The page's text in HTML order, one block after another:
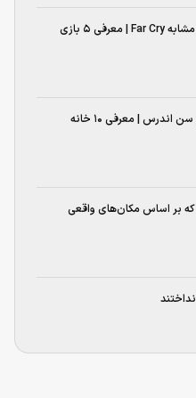
بهترین بازی‌ های موبایلی مشابه Far Cry | معرفی ۵ بازی
بهترین خانه در جی تی ای سن اندرس | معرفی ۱۰ خانه
۳۰ مکان برتر بازی GTA V که بر اساس مکان‌های واقعی